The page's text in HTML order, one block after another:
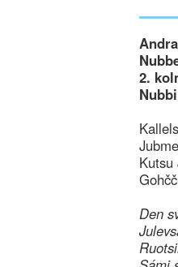
2.
Kutsu
Den